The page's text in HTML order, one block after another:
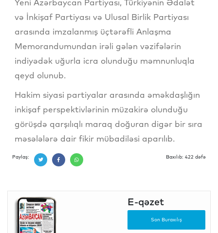
Yeni Azərbaycan Partiyası, Türkiyənin Ədalət
və İnkişaf Partiyası və Ulusal Birlik Partiyası
arasında imzalanmış üçtərəfli Anlaşma
Memorandumundan irəli gələn vəzifələrin
indiyədək uğurla icra olunduğu məmnunluqla
qeyd olunub.
Hakim siyasi partiyalar arasında əməkdaşlığın
inkişaf perspektivlərinin müzakirə olunduğu
görüşdə qarşılıqlı maraq doğuran digər bir sıra
məsələlərə dair fikir mübadiləsi aparılıb.
Paylaş: Baxılıb: 422 dəfə
E-qəzet
Son Buraxılış